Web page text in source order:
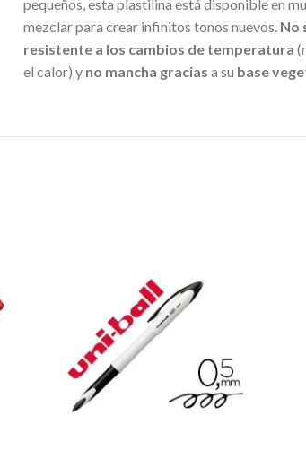
pequeños, esta plastilina está disponible en
mezclar para crear infinitos tonos nuevos. No
resistente a los cambios de temperatura
el calor) y no mancha gracias a su base